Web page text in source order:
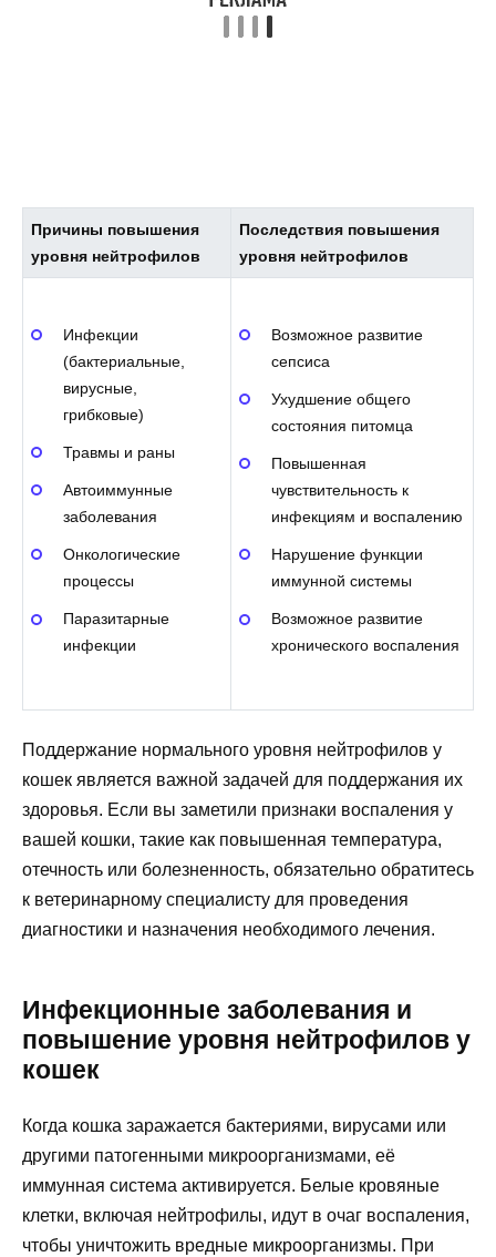
Причины повышения
уровня нейтрофилов
Последствия повышения
уровня нейтрофилов
Инфекции
(бактериальные,
вирусные,
грибковые)
Травмы и раны
Автоиммунные
заболевания
Онкологические
процессы
Паразитарные
инфекции
Возможное развитие
сепсиса
Ухудшение общего
состояния питомца
Повышенная
чувствительность к
инфекциям и воспалению
Нарушение функции
иммунной системы
Возможное развитие
хронического воспаления
Поддержание нормального уровня нейтрофилов у
кошек является важной задачей для поддержания их
здоровья. Если вы заметили признаки воспаления у
вашей кошки, такие как повышенная температура,
отечность или болезненность, обязательно обратитесь
к ветеринарному специалисту для проведения
диагностики и назначения необходимого лечения.
Инфекционные заболевания и
повышение уровня нейтрофилов у
кошек
Когда кошка заражается бактериями, вирусами или
другими патогенными микроорганизмами, её
иммунная система активируется. Белые кровяные
клетки, включая нейтрофилы, идут в очаг воспаления,
чтобы уничтожить вредные микроорганизмы. При